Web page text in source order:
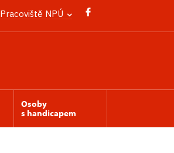
Pracoviště NPÚ
Osoby
s handicapem